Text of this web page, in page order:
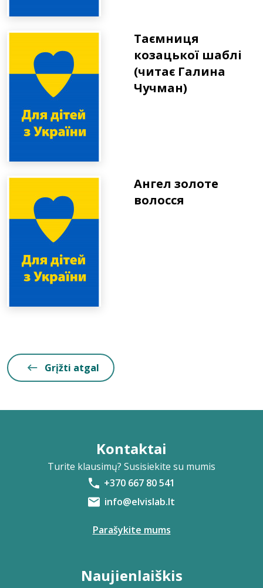
Таємниця
козацької шаблі
(читає Галина
Чучман)
Ангел золоте
волосся
Grįžti atgal
Kontaktai
Turite klausimų? Susisiekite su mumis
+370 667 80 541
info@elvislab.lt
Parašykite mums
Naujienlaiškis